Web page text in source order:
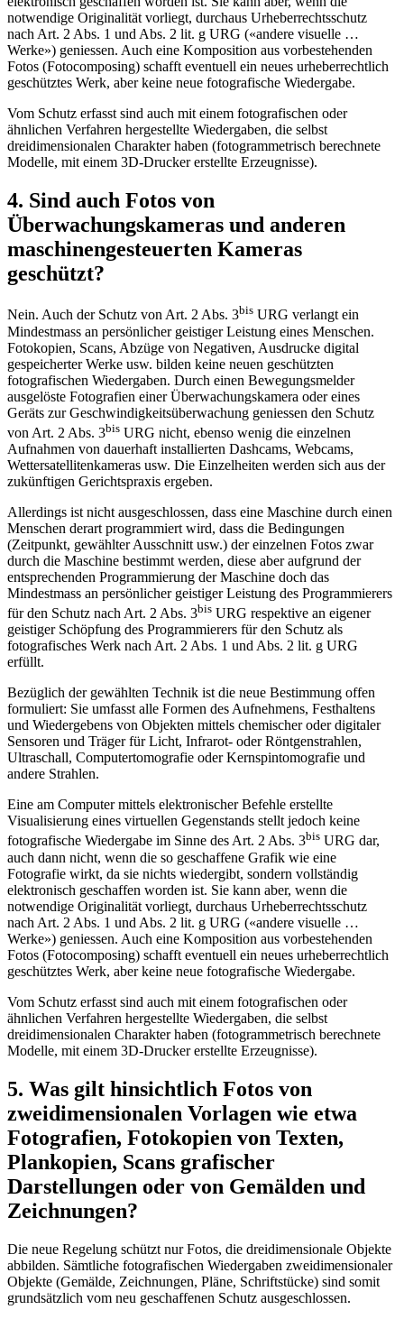
notwendige Originalität vorliegt, durchaus Urheberrechtsschutz
nach Art. 2 Abs. 1 und Abs. 2 lit. g URG («andere visuelle …
Werke») geniessen. Auch eine Komposition aus vorbestehenden
Fotos (Fotocomposing) schafft eventuell ein neues urheberrechtlich
geschütztes Werk, aber keine neue fotografische Wiedergabe.
Vom Schutz erfasst sind auch mit einem fotografischen oder
ähnlichen Verfahren hergestellte Wiedergaben, die selbst
dreidimensionalen Charakter haben (fotogrammetrisch berechnete
Modelle, mit einem 3D-Drucker erstellte Erzeugnisse).
4. Sind auch Fotos von
Überwachungskameras und anderen
maschinengesteuerten Kameras
geschützt?
Nein. Auch der Schutz von Art. 2 Abs. 3bis URG verlangt ein
Mindestmass an persönlicher geistiger Leistung eines Menschen.
Fotokopien, Scans, Abzüge von Negativen, Ausdrucke digital
gespeicherter Werke usw. bilden keine neuen geschützten
fotografischen Wiedergaben. Durch einen Bewegungsmelder
ausgelöste Fotografien einer Überwachungskamera oder eines
Geräts zur Geschwindigkeitsüberwachung geniessen den Schutz
von Art. 2 Abs. 3bis URG nicht, ebenso wenig die einzelnen
Aufnahmen von dauerhaft installierten Dashcams, Webcams,
Wettersatellitenkameras usw. Die Einzelheiten werden sich aus der
zukünftigen Gerichtspraxis ergeben.
Allerdings ist nicht ausgeschlossen, dass eine Maschine durch einen
Menschen derart programmiert wird, dass die Bedingungen
(Zeitpunkt, gewählter Ausschnitt usw.) der einzelnen Fotos zwar
durch die Maschine bestimmt werden, diese aber aufgrund der
entsprechenden Programmierung der Maschine doch das
Mindestmass an persönlicher geistiger Leistung des Programmierers
für den Schutz nach Art. 2 Abs. 3bis URG respektive an eigener
geistiger Schöpfung des Programmierers für den Schutz als
fotografisches Werk nach Art. 2 Abs. 1 und Abs. 2 lit. g URG
erfüllt.
Bezüglich der gewählten Technik ist die neue Bestimmung offen
formuliert: Sie umfasst alle Formen des Aufnehmens, Festhaltens
und Wiedergebens von Objekten mittels chemischer oder digitaler
Sensoren und Träger für Licht, Infrarot- oder Röntgenstrahlen,
Ultraschall, Computertomografie oder Kernspintomografie und
andere Strahlen.
Eine am Computer mittels elektronischer Befehle erstellte
Visualisierung eines virtuellen Gegenstands stellt jedoch keine
fotografische Wiedergabe im Sinne des Art. 2 Abs. 3bis URG dar,
auch dann nicht, wenn die so geschaffene Grafik wie eine
Fotografie wirkt, da sie nichts wiedergibt, sondern vollständig
elektronisch geschaffen worden ist. Sie kann aber, wenn die
notwendige Originalität vorliegt, durchaus Urheberrechtsschutz
nach Art. 2 Abs. 1 und Abs. 2 lit. g URG («andere visuelle …
Werke») geniessen. Auch eine Komposition aus vorbestehenden
Fotos (Fotocomposing) schafft eventuell ein neues urheberrechtlich
geschütztes Werk, aber keine neue fotografische Wiedergabe.
Vom Schutz erfasst sind auch mit einem fotografischen oder
ähnlichen Verfahren hergestellte Wiedergaben, die selbst
dreidimensionalen Charakter haben (fotogrammetrisch berechnete
Modelle, mit einem 3D-Drucker erstellte Erzeugnisse).
5. Was gilt hinsichtlich Fotos von
zweidimensionalen Vorlagen wie etwa
Fotografien, Fotokopien von Texten,
Plankopien, Scans grafischer
Darstellungen oder von Gemälden und
Zeichnungen?
Die neue Regelung schützt nur Fotos, die dreidimensionale Objekte
abbilden. Sämtliche fotografischen Wiedergaben zweidimensionaler
Objekte (Gemälde, Zeichnungen, Pläne, Schriftstücke) sind somit
grundsätzlich vom neu geschaffenen Schutz ausgeschlossen.